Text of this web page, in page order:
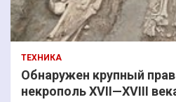
ТЕХНИКА
Обнаружен крупный
некрополь XVII—XVIII